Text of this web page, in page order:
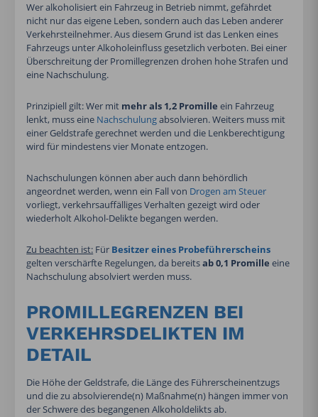
Wer alkoholisiert ein Fahrzeug in Betrieb nimmt, gefährdet
nicht nur das eigene Leben, sondern auch das Leben anderer
Verkehrsteilnehmer. Aus diesem Grund ist das Lenken eines
Fahrzeugs unter Alkoholeinfluss gesetzlich verboten. Bei einer
Überschreitung der Promillegrenzen drohen hohe Strafen und
eine Nachschulung.
Prinzipiell gilt: Wer mit mehr als 1,2 Promille ein Fahrzeug
lenkt, muss eine Nachschulungabsolvieren. Weiters muss mit
einer Geldstrafe gerechnet werden und die Lenkberechtigung
wird für mindestens vier Monate entzogen.
Nachschulungen können aber auch dann behördlich
angeordnet werden, wenn ein Fall von Drogen am Steuer
vorliegt, verkehrsauffälliges Verhalten gezeigt wird oder
wiederholt Alkohol-Delikte begangen werden.
Zu beachten ist: Für Besitzer eines Probeführerscheins
gelten verschärfte Regelungen, da bereitsab 0,1 Promille eine
Nachschulung absolviert werden muss.
PROMILLEGRENZEN BEI
VERKEHRSDELIKTEN IM
DETAIL
Die Höhe der Geldstrafe, die Länge des Führerscheinentzugs
und die zu absolvierende(n) Maßnahme(n) hängen immer von
der Schwere des begangenen Alkoholdelikts ab.